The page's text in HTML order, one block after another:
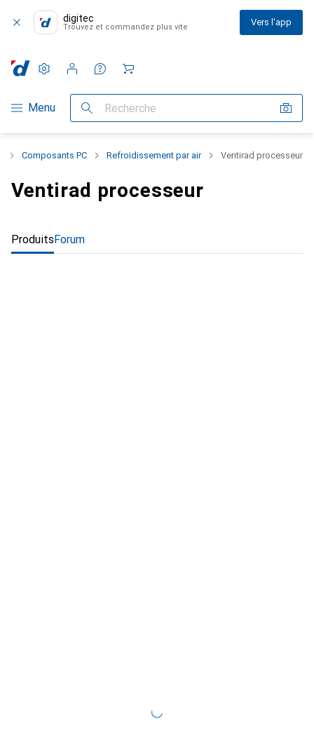
digitec
Trouvez et commandez plus vite Vers l'app
Navigation par catégorie
Menu Recherche
Paramètres
Compte client
Listes de comparaison
Listes d'envies
Panier
Composants PC Refroidissement par air Ventirad processeur
Ventirad processeur
ProduitsForum